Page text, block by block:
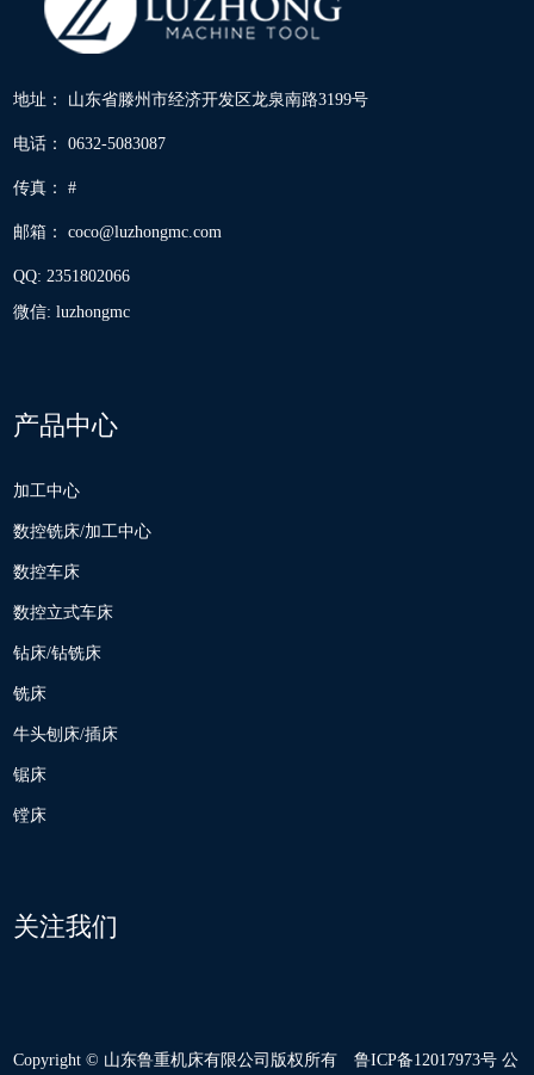
地址： 山东省滕州市经济开发区龙泉南路3199号
电话： 0632-5083087
传真： #
邮箱：coco@luzhongmc.com
QQ:2351802066
微信: luzhongmc
产品中心
加工中心
数控铣床/加工中心
数控车床
数控立式车床
钻床/钻铣床
铣床
牛头刨床/插床
锯床
镗床
关注我们
Copyright © 山东鲁重机床有限公司版权所有 鲁ICP备12017973号 公